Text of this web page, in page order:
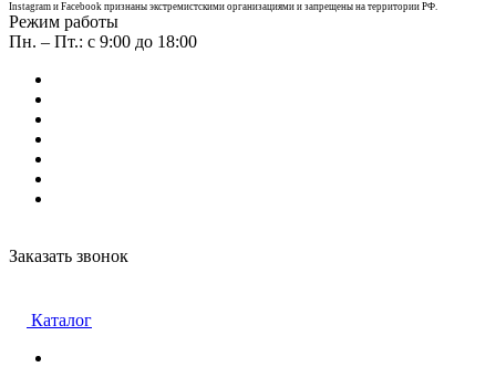
Instagram и Facebook признаны экстремистскими организациями и запрещены на территории РФ.
Режим работы
Пн. – Пт.: с 9:00 до 18:00
Заказать звонок
Каталог